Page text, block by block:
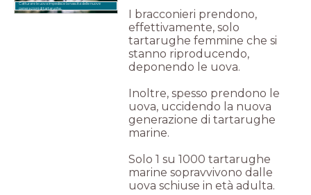
Catturare le uova impedisce la nascita delle nuove
generazioni di tartarughe.
I bracconieri prendono,
effettivamente, solo
tartarughe femmine che si
stanno riproducendo,
deponendo le uova.
Inoltre, spesso prendono le
uova, uccidendo la nuova
generazione di tartarughe
marine.
Solo 1 su 1000 tartarughe
marine sopravvivono dalle
uova schiuse in età adulta.